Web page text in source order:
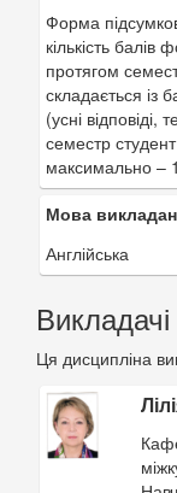
Форма
кількість
протягом
складається із
(усні
семестр
максимально –
Мова
Англійська
Викладачі
Ця дисципліна